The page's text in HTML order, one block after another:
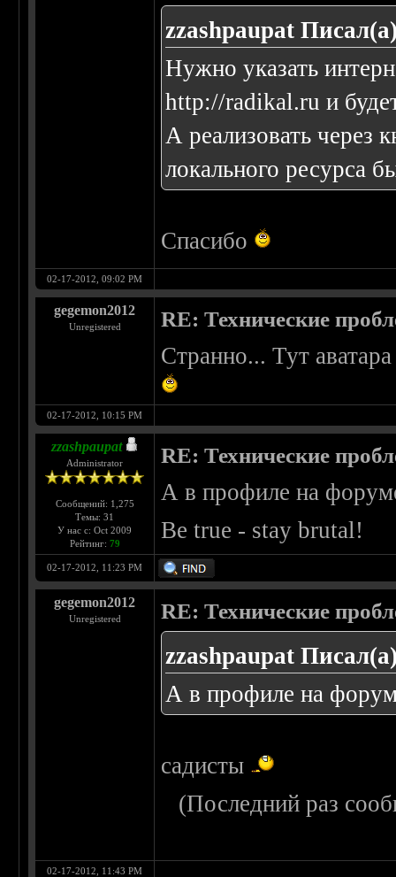
zzashpaupat
Нужно указать
http://radikal.ru и
А реализовать через
локального ресурса
Спасибо
02-17-2012, 09:02 PM
gegemon2012
Unregistered RE: Технические
Странно... Тут
02-17-2012, 10:15 PM
zzashpaupat
Administrator
Сообщений: 1,275
Темы: 31
У нас с: Oct 2009
Рейтинг: 79
RE: Технические
А в профиле на
Be true - stay brutal!
02-17-2012, 11:23 PM
gegemon2012
Unregistered RE: Технические
zzashpaupat
А в профиле на
садисты
(Последний раз
02-17-2012, 11:43 PM